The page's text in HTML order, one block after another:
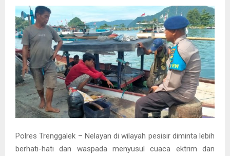
Polres Trenggalek – Nelayan di wilayah pesisir diminta lebih
berhati-hati dan waspada menyusul cuaca ektrim dan